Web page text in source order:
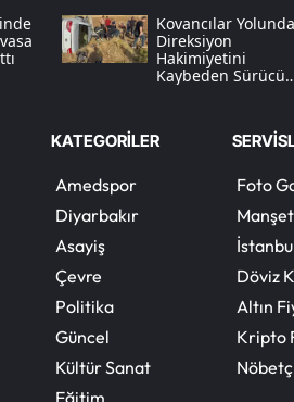
Kovancılar Yolunda
Direksiyon
Hakimiyetini
Kaybeden Sürücü
KATEGORİLER
Amedspor
Diyarbakır
Asayiş
Çevre
Politika
Güncel
Kültür Sanat
Eğitim
Foto
Döviz
Altın
Kripto